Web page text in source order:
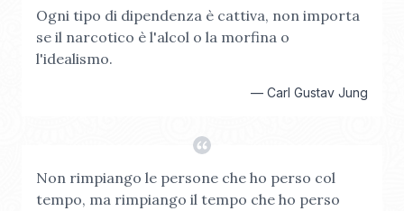
Ogni tipo di dipendenza è cattiva, non importa
se il narcotico è l'alcol o la morfina o
l'idealismo.
— Carl Gustav Jung
Non rimpiango le persone che ho perso col
tempo, ma rimpiango il tempo che ho perso